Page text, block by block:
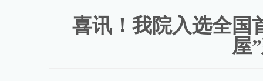
喜讯！我院入选全国
屋